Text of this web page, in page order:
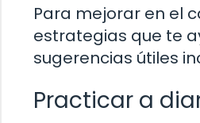
Para mejorar en el
estrategias que te
sugerencias útiles
Practicar a